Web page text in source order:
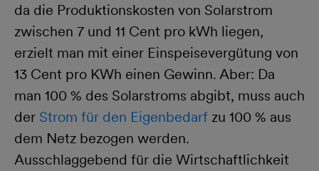
da die Produktionskosten von Solarstrom
zwischen 7 und 11 Cent pro kWh liegen,
erzielt man mit einer Einspeisevergütung von
13 Cent pro KWh einen Gewinn. Aber: Da
man 100 % des Solarstroms abgibt, muss auch
der Strom für den Eigenbedarf zu 100 % aus
dem Netz bezogen werden.
Ausschlaggebend für die Wirtschaftlichkeit